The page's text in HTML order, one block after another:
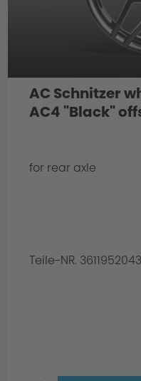
AC Schnitzer
AC4 "Black"
for rear axle
Teile-NR.